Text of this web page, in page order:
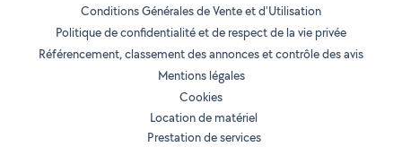
Conditions Générales de Vente et d'Utilisation
Politique de confidentialité et de respect de la vie privée
Référencement, classement des annonces et contrôle des avis
Mentions légales
Cookies
Location de matériel
Prestation de services